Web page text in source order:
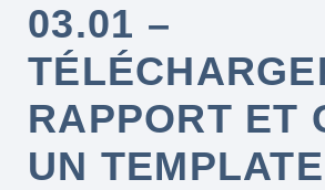
03.01 –
RAPPORT ET
UN TEMPLATE